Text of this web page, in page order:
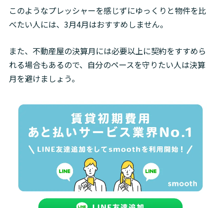
このようなプレッシャーを感じずにゆっくりと物件を比
べたい人には、3月4月はおすすめしません。
また、不動産屋の決算月には必要以上に契約をすすめら
れる場合もあるので、自分のペースを守りたい人は決算
月を避けましょう。